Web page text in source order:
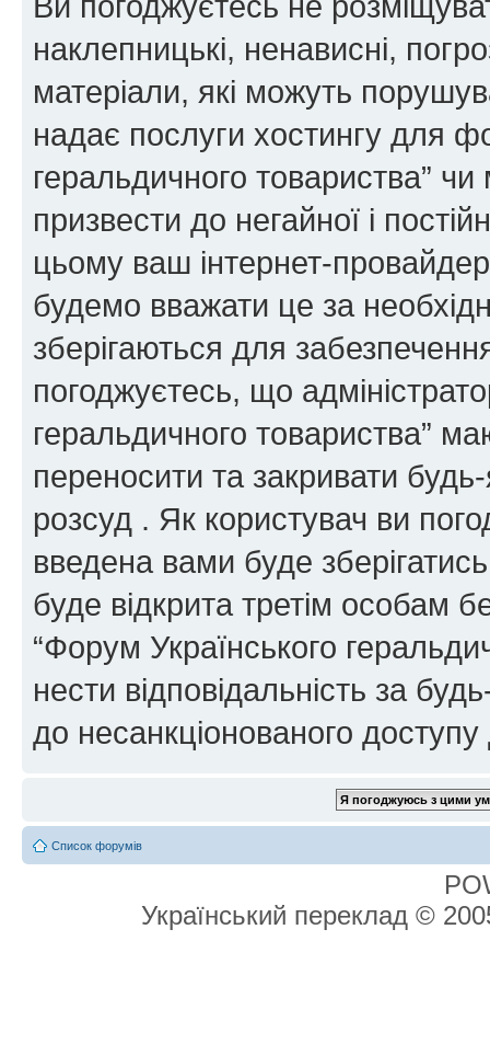
наклепницькі, ненависні,
матеріали, які можуть
надає послуги хостингу для
геральдичного товариства”
призвести до негайної і
цьому ваш інтернет-
будемо вважати це за
зберігаються для
погоджуєтесь, що
геральдичного товариства”
переносити та закривати
розсуд . Як користувач ви
введена вами буде
буде відкрита третім особам
“Форум Українського
нести відповідальність за
до несанкціонованого доступу
Список форумів
Український переклад ©